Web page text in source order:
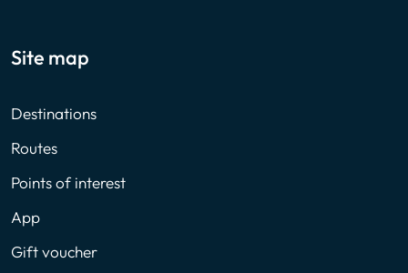
Site map
Destinations
Routes
Points of interest
App
Gift voucher